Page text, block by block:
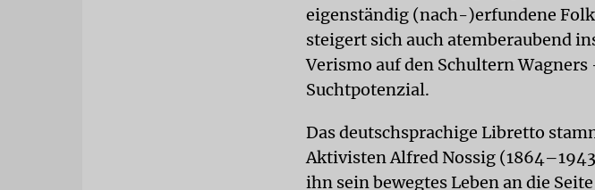
eigenständig (nach-)erfundene
steigert sich auch atemberaubend
Verismo auf den Schultern
Suchtpotenzial.
Das deutschsprachige Libretto
Aktivisten Alfred Nossig
ihn sein bewegtes Leben an die